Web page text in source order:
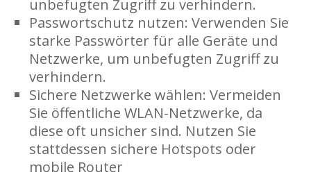
unbefugten Zugriff zu verhindern.
Passwortschutz nutzen: Verwenden Sie
starke Passwörter für alle Geräte und
Netzwerke, um unbefugten Zugriff zu
verhindern.
Sichere Netzwerke wählen: Vermeiden
Sie öffentliche WLAN-Netzwerke, da
diese oft unsicher sind. Nutzen Sie
stattdessen sichere Hotspots oder
mobile Router